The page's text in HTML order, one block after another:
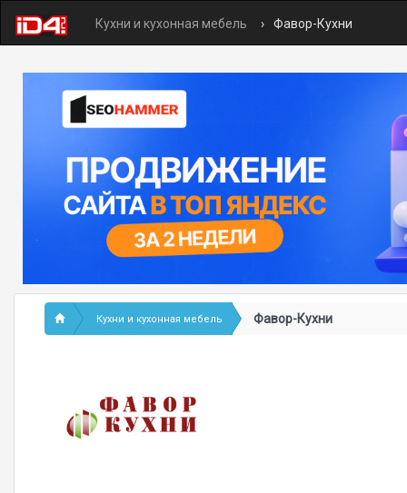
Кухни и кухонная мебель Фавор-Кухни
Кухни и кухонная мебель Фавор-Кухни